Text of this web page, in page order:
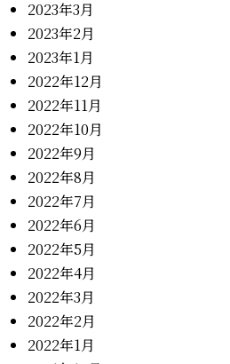
2023年3月
2023年2月
2023年1月
2022年12月
2022年11月
2022年10月
2022年9月
2022年8月
2022年7月
2022年6月
2022年5月
2022年4月
2022年3月
2022年2月
2022年1月